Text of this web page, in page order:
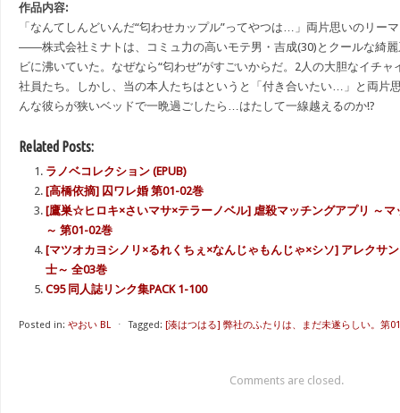
作品内容:
「なんてしんどいんだ“匂わせカップル”ってやつは…」両片思いのリー
――株式会社ミナトは、コミュ力の高いモテ男・吉成(30)とクールな綺
ビに沸いていた。なぜなら“匂わせ”がすごいからだ。2人の大胆なイチ
社員たち。しかし、当の本人たちはというと「付き合いたい…」と両片
んな彼らが狭いベッドで一晩過ごしたら…はたして一線越えるのか!?
Related Posts:
ラノベコレクション (EPUB)
[高橋依摘] 囚ワレ婚 第01-02巻
[鷹巣☆ヒロキ×さいマサ×テラーノベル] 虐殺マッチングアプリ ～マ
～ 第01-02巻
[マツオカヨシノリ×るれくちぇ×なんじゃもんじゃ×シソ] アレクサ
士～ 全03巻
C95 同人誌リンク集PACK 1-100
Posted in: やおい BL ⋅ Tagged: [湊はつはる] 弊社のふたりは、まだ未遂らしい。第
Comments are closed.